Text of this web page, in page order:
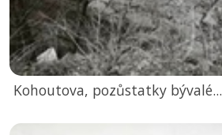
Kohoutova, pozůstatky bývalé...